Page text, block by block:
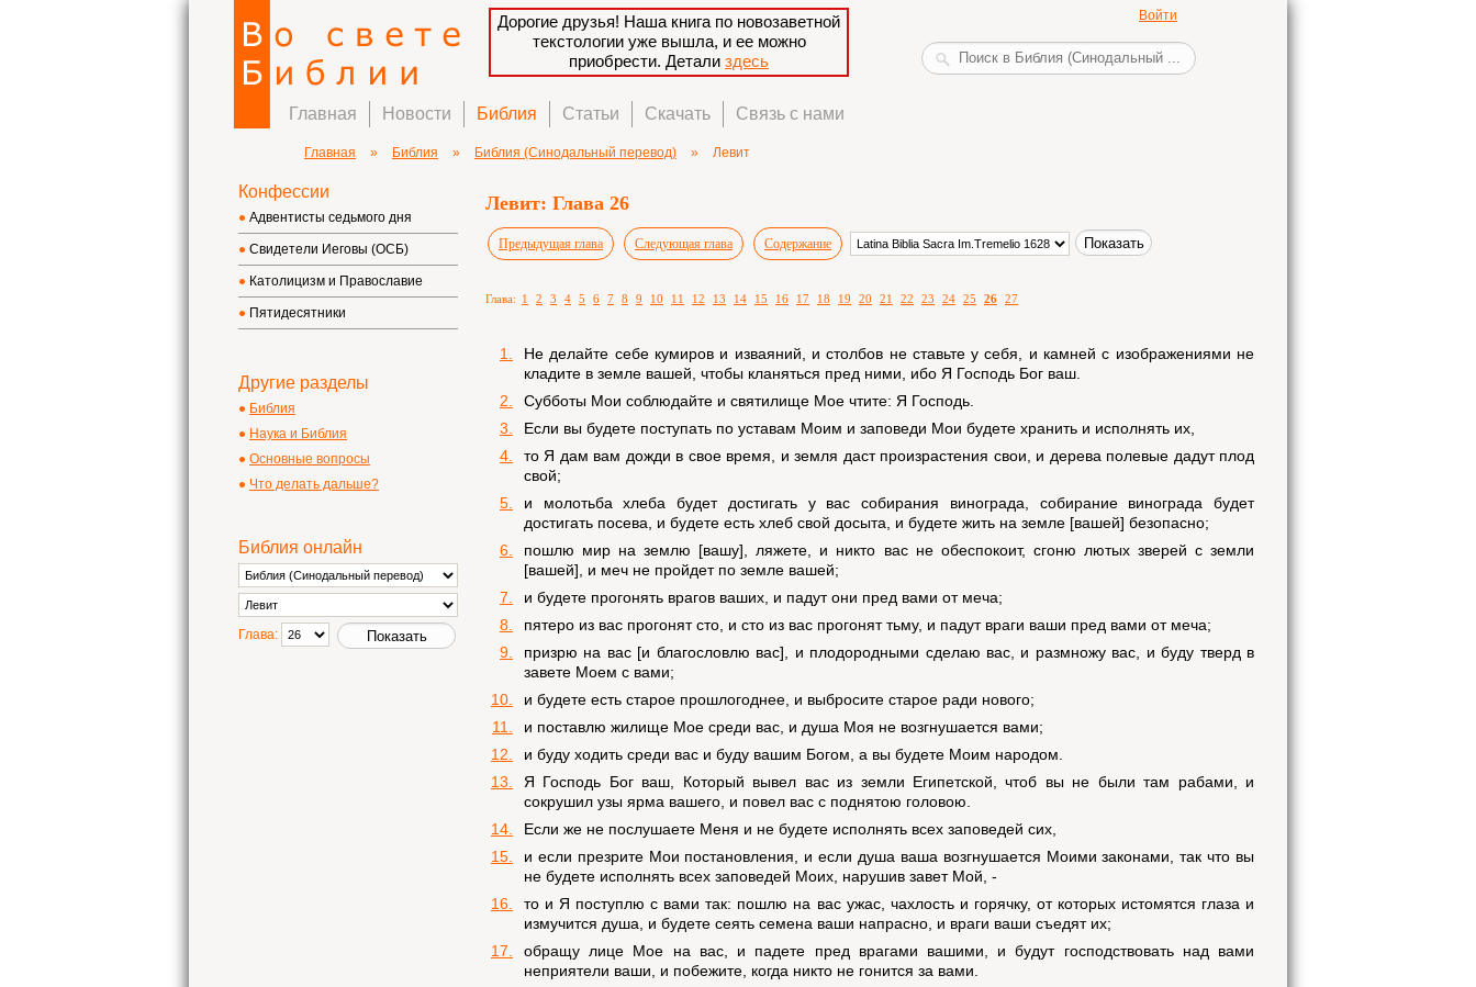
Дорогие друзья! Наша книга по новозаветной
текстологии уже вышла, и ее можно
приобрести. Детали здесь
Войти
Главная Новости Библия Статьи Скачать Связь с нами
Главная » Библия » Библия (Синодальный перевод) » Левит
Левит: Глава 26
Предыдущая глава Следующая глава Содержание
Глава: 1 2 3 4 5 6 7 8 9 10 11 12 13 14 15 16 17 18 19 20 21 22 23 24 25 26 27
1.
Не делайте себе кумиров и изваяний, и столбов не ставьте у себя, и камней с изображениями не
кладите в земле вашей, чтобы кланяться пред ними, ибо Я Господь Бог ваш.
2.
Субботы Мои соблюдайте и святилище Мое чтите: Я Господь.
3.
Если вы будете поступать по уставам Моим и заповеди Мои будете хранить и исполнять их,
4.
то Я дам вам дожди в свое время, и земля даст произрастения свои, и дерева полевые дадут плод
свой;
5.
и молотьба хлеба будет достигать у вас собирания винограда, собирание винограда будет
достигать посева, и будете есть хлеб свой досыта, и будете жить на земле [вашей] безопасно;
6.
пошлю мир на землю [вашу], ляжете, и никто вас не обеспокоит, сгоню лютых зверей с земли
[вашей], и меч не пройдет по земле вашей;
7.
и будете прогонять врагов ваших, и падут они пред вами от меча;
8.
пятеро из вас прогонят сто, и сто из вас прогонят тьму, и падут враги ваши пред вами от меча;
9.
призрю на вас [и благословлю вас], и плодородными сделаю вас, и размножу вас, и буду тверд в
завете Моем с вами;
10.
и будете есть старое прошлогоднее, и выбросите старое ради нового;
11.
и поставлю жилище Мое среди вас, и душа Моя не возгнушается вами;
12.
и буду ходить среди вас и буду вашим Богом, а вы будете Моим народом.
13.
Я Господь Бог ваш, Который вывел вас из земли Египетской, чтоб вы не были там рабами, и
сокрушил узы ярма вашего, и повел вас с поднятою головою.
14.
Если же не послушаете Меня и не будете исполнять всех заповедей сих,
15.
и если презрите Мои постановления, и если душа ваша возгнушается Моими законами, так что вы
не будете исполнять всех заповедей Моих, нарушив завет Мой, -
16.
то и Я поступлю с вами так: пошлю на вас ужас, чахлость и горячку, от которых истомятся глаза и
измучится душа, и будете сеять семена ваши напрасно, и враги ваши съедят их;
17.
обращу лице Мое на вас, и падете пред врагами вашими, и будут господствовать над вами
неприятели ваши, и побежите, когда никто не гонится за вами.
Конфессии
Адвентисты седьмого дня
Свидетели Иеговы (ОСБ)
Католицизм и Православие
Пятидесятники
Другие разделы
Библия
Наука и Библия
Основные вопросы
Что делать дальше?
Библия онлайн
Глава: